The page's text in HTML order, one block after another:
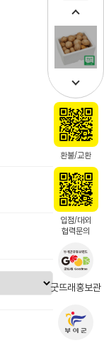
환불/교환
입점/대외
협력문의
굿뜨래홍보관